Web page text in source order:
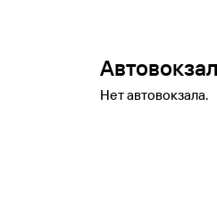
Нет автовокзала.